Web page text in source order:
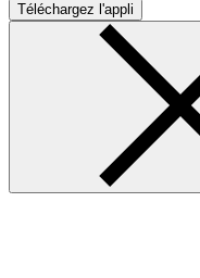
Téléchargez l'appli